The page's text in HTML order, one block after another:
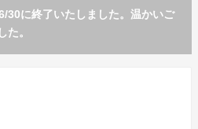
30に終了いたしました。温かいご
た。